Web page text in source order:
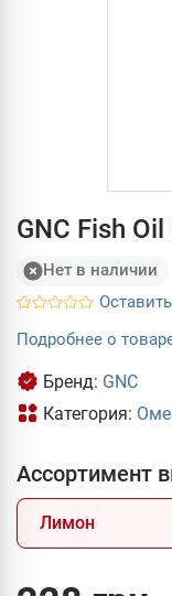
GNC Fish
Нет в наличии
Подробнее о
Бренд: GNC
Категория:
Ассортимент
Лимон